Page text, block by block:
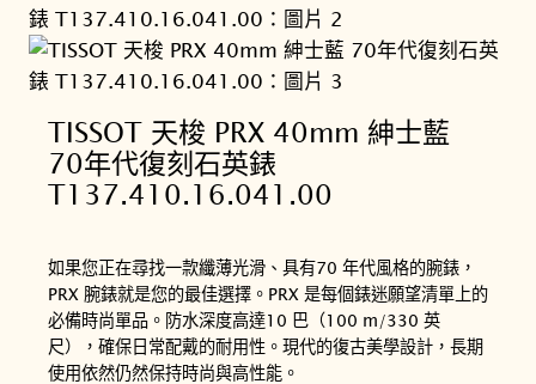
TISSOT 天梭 PRX 40mm 紳士藍
70年代復刻石英錶
T137.410.16.041.00
如果您正在尋找一款纖薄光滑、具有70 年代風格的腕錶，
PRX 腕錶就是您的最佳選擇。PRX 是每個錶迷願望清單上的
必備時尚單品。防水深度高達10 巴（100 m/330 英
尺），確保日常配戴的耐用性。現代的復古美學設計，長期
使用依然仍然保持時尚與高性能。